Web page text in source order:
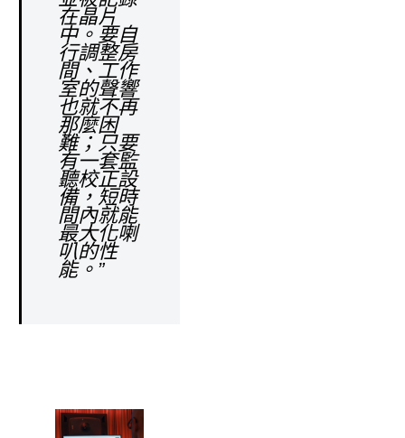
在晶片
中。要自
行調整房
間、工作
室的聲響
也就不再
那麼困
難；只要
有一套監
聽校正設
備，短時
間內就能
最大化喇
叭的性
能。”